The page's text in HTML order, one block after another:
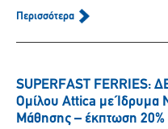
Περισσότερα
SUPERFAST FERRIES:
Ομίλου Attica με Ίδρυμα
Μάθησης – έκπτωση 20%